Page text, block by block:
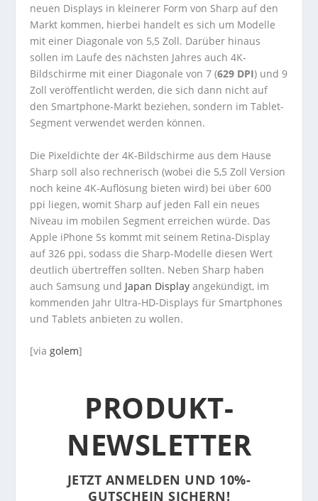
neuen Displays in kleinerer Form von Sharp auf den
Markt kommen, hierbei handelt es sich um Modelle
mit einer Diagonale von 5,5 Zoll. Darüber hinaus
sollen im Laufe des nächsten Jahres auch 4K-
Bildschirme mit einer Diagonale von 7 (629 DPI) und 9
Zoll veröffentlicht werden, die sich dann nicht auf
den Smartphone-Markt beziehen, sondern im Tablet-
Segment verwendet werden können.
Die Pixeldichte der 4K-Bildschirme aus dem Hause
Sharp soll also rechnerisch (wobei die 5,5 Zoll Version
noch keine 4K-Auflösung bieten wird) bei über 600
ppi liegen, womit Sharp auf jeden Fall ein neues
Niveau im mobilen Segment erreichen würde. Das
Apple iPhone 5s kommt mit seinem Retina-Display
auf 326 ppi, sodass die Sharp-Modelle diesen Wert
deutlich übertreffen sollten. Neben Sharp haben
auch Samsung und Japan Display angekündigt, im
kommenden Jahr Ultra-HD-Displays für Smartphones
und Tablets anbieten zu wollen.
[viagolem]
PRODUKT-
NEWSLETTER
JETZT ANMELDEN UND 10%-
GUTSCHEIN SICHERN!